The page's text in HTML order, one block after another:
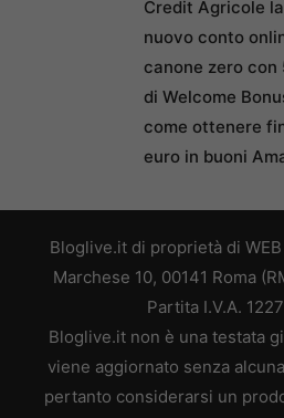
Credit Agricole
nuovo conto
canone zero con
di Welcome
come ottenere
euro in buoni
Bloglive.it di proprietà di
Marchese 10, 00141 Roma
Partita I.V.A.
Bloglive.it non è una testata
viene aggiornato senza
pertanto considerarsi un